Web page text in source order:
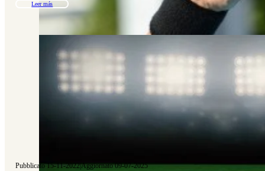
Leer más
Pubblicato 15-11-2022|Aggiornato 09-07-2025